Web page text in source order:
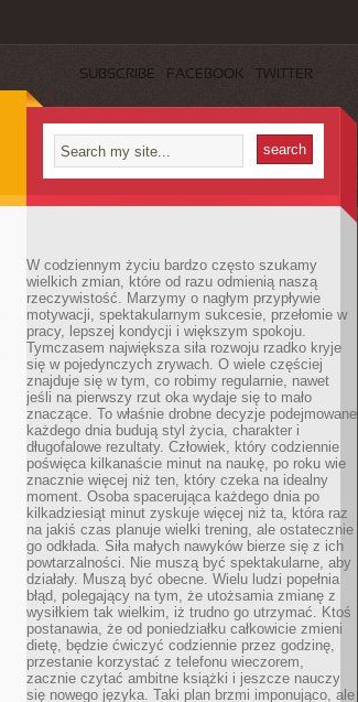
SUBSCRIBE FACEBOOK TWITTER
W codziennym życiu bardzo często szukamy
wielkich zmian, które od razu odmienią naszą
rzeczywistość. Marzymy o nagłym przypływie
motywacji, spektakularnym sukcesie, przełomie w
pracy, lepszej kondycji i większym spokoju.
Tymczasem największa siła rozwoju rzadko kryje
się w pojedynczych zrywach. O wiele częściej
znajduje się w tym, co robimy regularnie, nawet
jeśli na pierwszy rzut oka wydaje się to mało
znaczące. To właśnie drobne decyzje podejmowane
każdego dnia budują styl życia, charakter i
długofalowe rezultaty. Człowiek, który codziennie
poświęca kilkanaście minut na naukę, po roku wie
znacznie więcej niż ten, który czeka na idealny
moment. Osoba spacerująca każdego dnia po
kilkadziesiąt minut zyskuje więcej niż ta, która raz
na jakiś czas planuje wielki trening, ale ostatecznie
go odkłada. Siła małych nawyków bierze się z ich
powtarzalności. Nie muszą być spektakularne, aby
działały. Muszą być obecne. Wielu ludzi popełnia
błąd, polegający na tym, że utożsamia zmianę z
wysiłkiem tak wielkim, iż trudno go utrzymać. Ktoś
postanawia, że od poniedziałku całkowicie zmieni
dietę, będzie ćwiczyć codziennie przez godzinę,
przestanie korzystać z telefonu wieczorem,
zacznie czytać ambitne książki i jeszcze nauczy
się nowego języka. Taki plan brzmi imponująco, ale